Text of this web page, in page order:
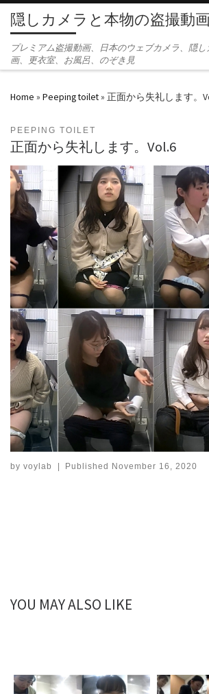
Skip to content
隠しカメラと本物の盗撮動画
プレミアム盗撮動画、日本のウェブカメラ、隠
画、更衣室、お風呂、のぞき見
Home » Peeping toilet» 正面から失礼します。
PEEPING TOILET
正面から失礼します。Vol.6
by voylab Published November 16, 2020
YOU MAY ALSO LIKE